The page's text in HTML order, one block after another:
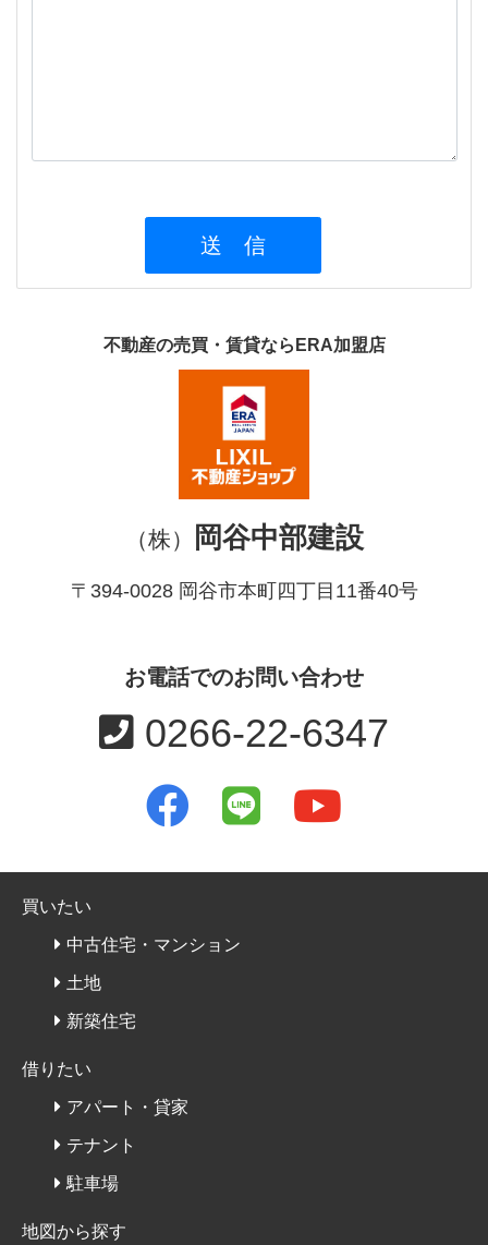
不動産の売買・賃貸ならERA加盟店
（株） 岡谷中部建設
〒394-0028 岡谷市本町四丁目11番40号
お電話でのお問い合わせ
0266-22-6347
買いたい
中古住宅・マンション
土地
新築住宅
借りたい
アパート・貸家
テナント
駐車場
地図から探す